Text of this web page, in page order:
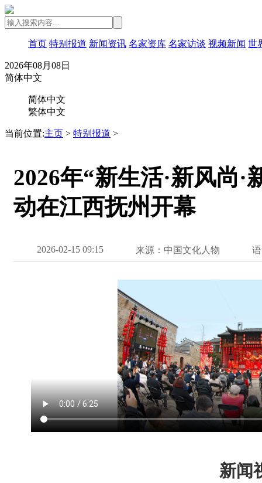
首页 特别报道 新闻资讯 名家资库 名家访谈 视频新闻 世
2026年08月08日
简体中文
简体中文
繁体中文
当前位置:主页 > 特别报道 >
2026年“新生活·新风尚
动在江西抚州开幕
2026-02-15 09:15 来源：中国文化人物
新闻